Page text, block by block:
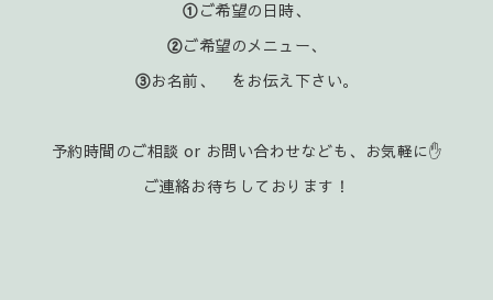
①ご希望の日時、
②ご希望のメニュー、
③お名前、 をお伝え下さい。
予約時間のご相談 or お問い合わせなども、お気軽に✋️
ご連絡お待ちしております！